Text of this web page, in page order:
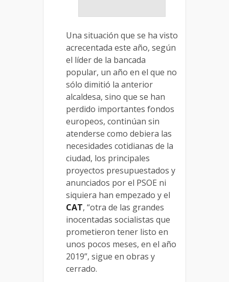
Una situación que se ha visto
acrecentada este año, según
el líder de la bancada
popular, un año en el que no
sólo dimitió la anterior
alcaldesa, sino que se han
perdido importantes fondos
europeos, continúan sin
atenderse como debiera las
necesidades cotidianas de la
ciudad, los principales
proyectos presupuestados y
anunciados por el PSOE ni
siquiera han empezado y el
CAT, “otra de las grandes
inocentadas socialistas que
prometieron tener listo en
unos pocos meses, en el año
2019”, sigue en obras y
cerrado.